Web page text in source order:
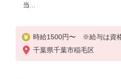
当...
時給1500円〜 ※給与は資
費orガソリン代全額支給
千葉県千葉市稲毛区